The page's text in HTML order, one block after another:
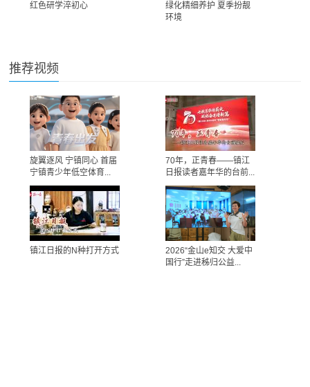
红色研学淬初心
绿化精细养护 夏季扮靓
环境
推荐视频
旋翼逐风 宁镇同心 首届
宁镇青少年低空体育...
70年，正青春——镇江
日报读者嘉年华的台前...
镇江日报的N种打开方式
2026“金山e知交 大爱中
国行”走进秭归公益...